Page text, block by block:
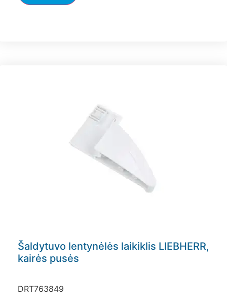
Šaldytuvo lentynėlės laikiklis LIEBHERR,
kairės pusės
DRT763849